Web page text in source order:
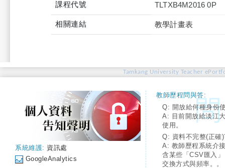
課程代號 TLTXB4M2016 0P
相關連結 教學計畫表
Tamkang University Teacher
系統維護: 資訊處
GoogleAnalytics
教師歷程問與答:
Q: 開放給何種身份
A: 目前開放給淡江
使用。
Q: 資料不完整(正確
A: 教師歷程系統介
含某些「CSV匯入
交換方式與頻率。。